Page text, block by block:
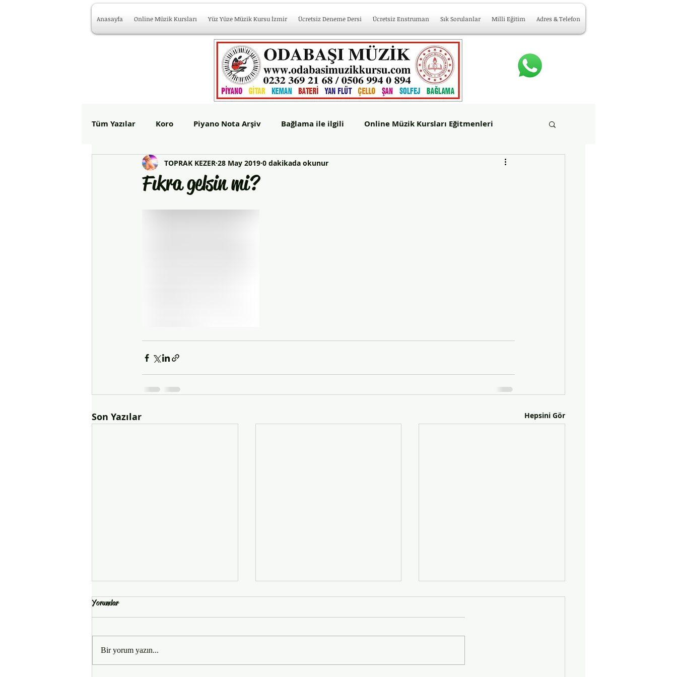
Anasayfa Online Müzik Kursları Yüz Yüze Müzik Kursu İzmir Ücretsiz Deneme Dersi Ücretsiz Enstruman Sık Sorulanlar Milli Eğitim Adres & Telefon
Tüm Yazılar Koro Piyano Nota Arşiv Bağlama ile ilgili Online Müzik Kursları Eğitmenleri
Yan Flüt Kursu İzmir Odabaşı Sahne
Fıkra gelsin mi?
TOPRAK KEZER 28 May 2019 0 dakikada okunur
Son Yazılar Hepsini Gör
Bateri Dersi, Online Canlı Ders
Yorumlar
Bir yorum yazın...